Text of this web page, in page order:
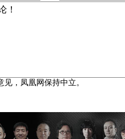
，凤凰网保持中立。